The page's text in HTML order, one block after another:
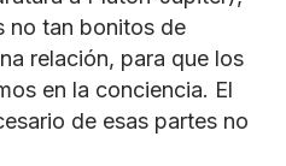
no tan bonitos de
relación, para que los
en la conciencia. El
de esas partes no